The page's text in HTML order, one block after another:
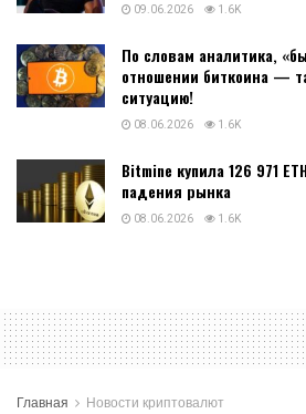
09.06.2026 1.6K
По словам аналитика,
отношении биткоина —
ситуацию!
08.06.2026 1.6K
Bitmine купила 126 971
падения рынка
08.06.2026 1.6K
Главная Новости криптовалют